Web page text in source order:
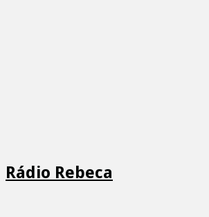
Rádio Rebeca